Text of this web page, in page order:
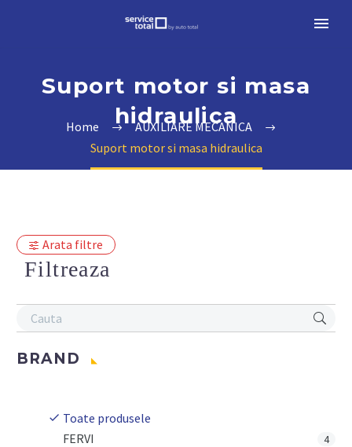
Suport motor si masa
hidraulica
Home
AUXILIARE MECANICA
Suport motor si masa hidraulica
Arata filtre
Filtreaza
BRAND
Toate produsele
FERVI
4